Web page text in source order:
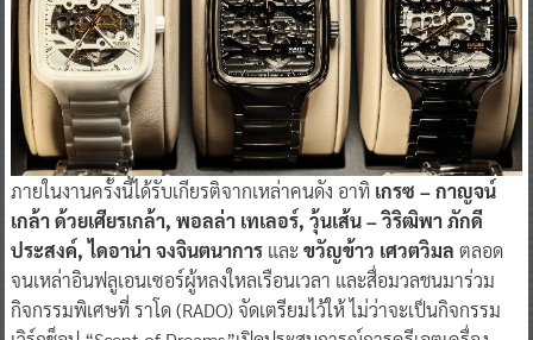
ภายในงานครั้งนี้ได้รับเกียรติจากเหล่าคนดัง อาทิ เกรซ – กาญจน์
เกล้า ด้วยเศียรเกล้า, พอลล่า เทเลอร์, วุ้นเส้น – วิริฒิพา ภักดี
ประสงค์, ไดอาน่า จงจินตนาการและขวัญข้าว เศวตวิมล ตลอด
จนเหล่าอินฟลูเอนเซอร์ผู้หลงใหลเรือนเวลา และสื่อมวลชนมาร่วม
กิจกรรมพิเศษที่ ราโด (RADO) จัดเตรียมไว้ให้ ไม่ว่าจะเป็นกิจกรรม